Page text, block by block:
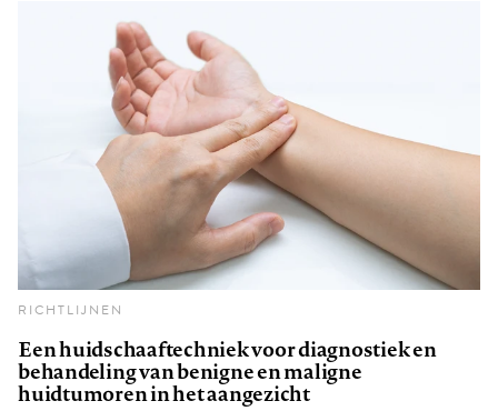
RICHTLIJNEN
Een huidschaaftechniek voor diagnostiek en
behandeling van benigne en maligne
huidtumoren in het aangezicht